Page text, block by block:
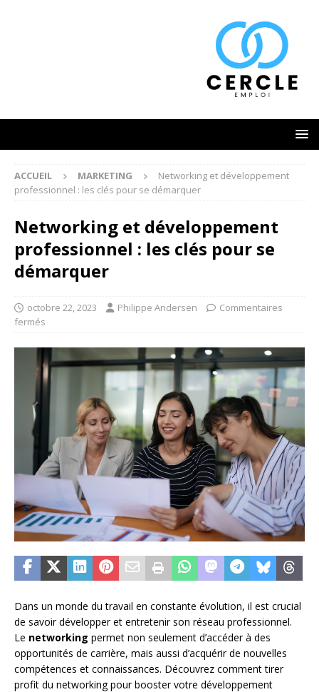
ACCUEIL MARKETING
Networking et développement
professionnel : les clés pour se démarquer
Networking et développement
professionnel : les clés pour se
démarquer
octobre 22, 2023 Philippe Andersen
Commentaires
fermés
Dans un monde du travail en constante évolution, il est crucial
de savoir développer et entretenir son réseau professionnel.
Le networking permet non seulement d’accéder à des
opportunités de carrière, mais aussi d’acquérir de nouvelles
compétences et connaissances. Découvrez comment tirer
profit du networking pour booster votre développement